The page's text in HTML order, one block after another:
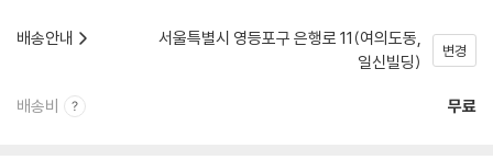
배송안내
서울특별시 영등포구 은행로 11(여의도동,
일신빌딩)
변경
배송비 무료